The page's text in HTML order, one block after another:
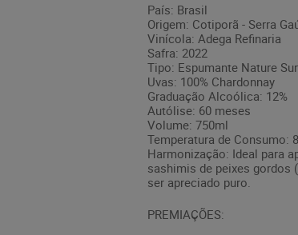
País: Brasil
Origem: Cotiporã - Serra
Vinícola: Adega Refinaria
Safra: 2022
Tipo: Espumante Nature
Uvas: 100% Chardonnay
Graduação Alcoólica: 12%
Autólise: 60 meses
Volume: 750ml
Temperatura de Consumo:
Harmonização: Ideal para
sashimis de peixes gordos
ser apreciado puro.
PREMIAÇÕES: